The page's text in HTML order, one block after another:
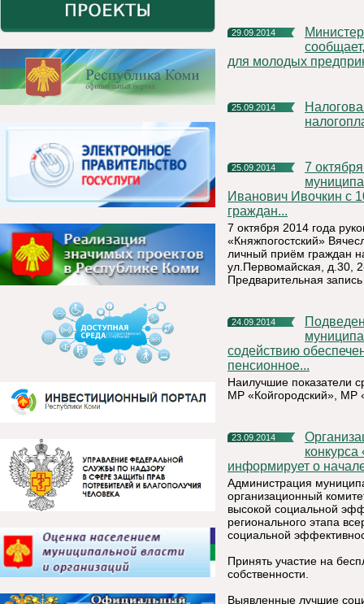
29.09.2014
Министерство экономического развития Республики Коми
для молодых
25.09.2014
Налоговая служба проводит Дни открытых дверей для
25.09.2014
7 октября 2014 года руководитель администрации
Иванович Ивочкин с
граждан...
7 октября 2014 года
«Княжпогостский»
личный приём граждан
ул.Первомайская, д.30,
Предварительная
24.09.2014
Подведены промежуточные итоги конкурса «Лучшее
содействию
пенсионное...
Наилучшие показатели
МР «Койгородский», МР
23.09.2014
Организационный комитет по проведению республиканского
информирует о
Администрация
организационный
высокой социальной
регионального этапа
социальной
Принять участие на
собственности.
Выявленные лучшие